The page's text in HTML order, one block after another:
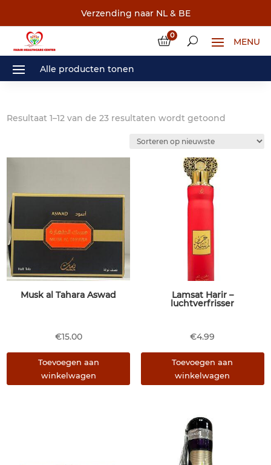
Verzending naar NL & BE
0
Resultaat 1–12 van de 23 resultaten wordt getoond
nieuwste
Musk al Tahara Aswad
€15.00
Toevoegen aan
winkelwagen
Lamsat Harir –
luchtverfrisser
€4.99
Toevoegen aan
winkelwagen